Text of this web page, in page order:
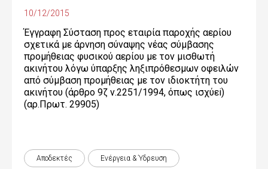
10/12/2015
Έγγραφη Σύσταση προς εταιρία παροχής αερίου
σχετικά με άρνηση σύναψης νέας σύμβασης
προμήθειας φυσικού αερίου με τον μισθωτή
ακινήτου λόγω ύπαρξης ληξιπρόθεσμων οφειλών
από σύμβαση προμήθειας με τον ιδιοκτήτη του
ακινήτου (άρθρο 9ζ ν.2251/1994, όπως ισχύεi)
(αρ.Πρωτ. 29905)
Αποδεκτές Ενέργεια & Ύδρευση